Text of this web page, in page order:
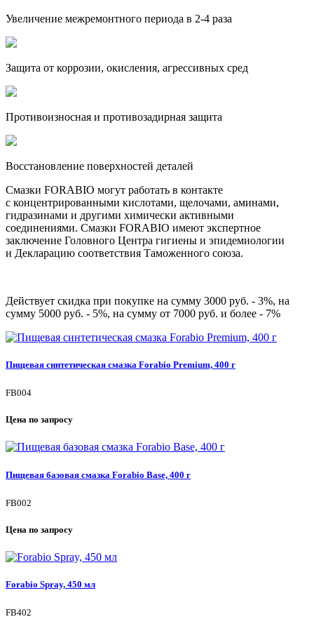
Увеличение межремонтного периода в 2-4 раза
Защита от коррозии, окисления, агрессивных сред
Противоизносная и противозадирная защита
Восстановление поверхностей деталей
Смазки FORABIO могут работать в контакте
с концентрированными кислотами, щелочами, аминами,
гидразинами и другими химически активными
соединениями. Смазки FORABIO имеют экспертное
заключение Головного Центра гигиены и эпидемиологии
и Декларацию соответствия Таможенного союза.
Действует скидка при покупке на сумму 3000 руб. - 3%, на
сумму 5000 руб. - 5%, на сумму от 7000 руб. и более - 7%
Пищевая синтетическая смазка Forabio Premium, 400 г
FB004
Цена по запросу
Пищевая базовая смазка Forabio Base, 400 г
FB002
Цена по запросу
Forabio Spray, 450 мл
FB402